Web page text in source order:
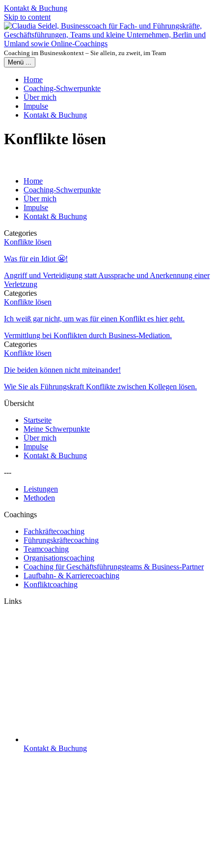
Kontakt & Buchung
Skip to content
Coaching im Businesskontext – Sie allein, zu zweit, im Team
Menü ...
Home
Coaching-Schwerpunkte
Über mich
Impulse
Kontakt & Buchung
Konflikte lösen
Home
Coaching-Schwerpunkte
Über mich
Impulse
Kontakt & Buchung
Categories
Konflikte lösen
Was für ein Idiot 😬!
Angriff und Verteidigung statt Aussprache und Anerkennung einer
Verletzung
Categories
Konflikte lösen
Ich weiß gar nicht, um was für einen Konflikt es hier geht.
Vermittlung bei Konflikten durch Business-Mediation.
Categories
Konflikte lösen
Die beiden können nicht miteinander!
Wie Sie als Führungskraft Konflikte zwischen Kollegen lösen.
Übersicht
Startseite
Meine Schwerpunkte
Über mich
Impulse
Kontakt & Buchung
---
Leistungen
Methoden
Coachings
Fachkräftecoaching
Führungskräftecoaching
Teamcoaching
Organisationscoaching
Coaching für Geschäftsführungsteams & Business-Partner
Laufbahn- & Karrierecoaching
Konfliktcoaching
Links
Kontakt & Buchung